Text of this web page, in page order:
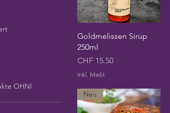
OHNI
Schnellansicht
Goldmelissen Sirup
250ml
Preis
CHF 15.50
inkl. MwSt
Neu